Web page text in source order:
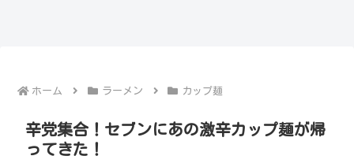
ホーム ラーメン カップ麺
辛党集合！セブンにあの激辛カップ麺が帰
ってきた！